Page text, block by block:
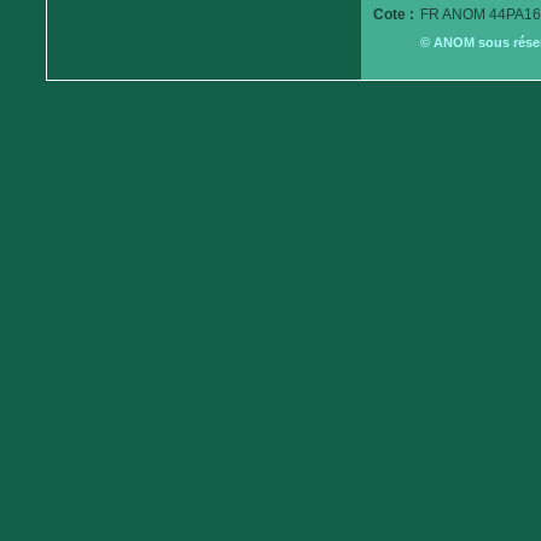
Cote : FR ANOM
© ANOM sous